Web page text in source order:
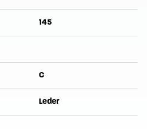
145
C
Leder